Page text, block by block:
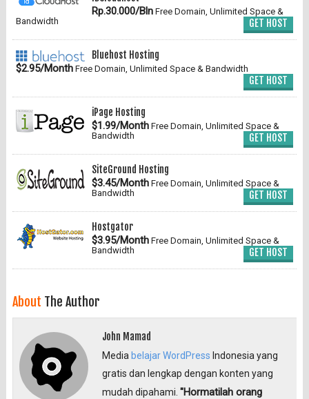
Rp.30.000/BlnFree Domain, Unlimited Space &
Bandwidth
GET HOST
Bluehost Hosting
$2.95/MonthFree Domain, Unlimited Space & Bandwidth
GET HOST
iPage Hosting
$1.99/MonthFree Domain, Unlimited Space &
Bandwidth
GET HOST
SiteGround Hosting
$3.45/MonthFree Domain, Unlimited Space &
Bandwidth
GET HOST
Hostgator
$3.95/MonthFree Domain, Unlimited Space &
Bandwidth
GET HOST
About The Author
John Mamad
Media belajar WordPress Indonesia yang
gratis dan lengkap dengan konten yang
mudah dipahami."Hormatilah orang